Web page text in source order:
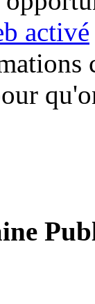
activé